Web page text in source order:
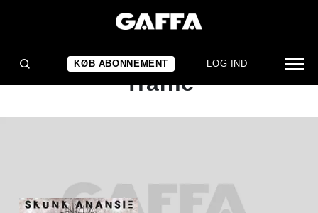
KØB ABONNEMENT LOG IND
ALBUMANMELDELSE
Skunk Anansie: Black
Traffic